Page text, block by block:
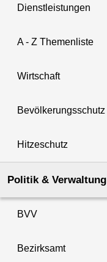
Dienstleistungen
A - Z Themenliste
Wirtschaft
Bevölkerungsschutz
Hitzeschutz
Politik & Verwaltung
BVV
Bezirksamt